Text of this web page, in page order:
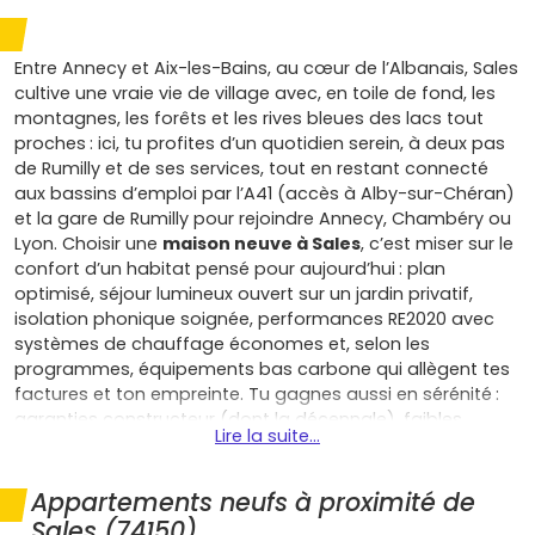
Entre Annecy et Aix-les-Bains, au cœur de l’Albanais, Sales
cultive une vraie vie de village avec, en toile de fond, les
montagnes, les forêts et les rives bleues des lacs tout
proches : ici, tu profites d’un quotidien serein, à deux pas
de Rumilly et de ses services, tout en restant connecté
aux bassins d’emploi par l’A41 (accès à Alby-sur-Chéran)
et la gare de Rumilly pour rejoindre Annecy, Chambéry ou
Lyon. Choisir une maison neuve à Sales, c’est miser sur le
confort d’un habitat pensé pour aujourd’hui : plan
optimisé, séjour lumineux ouvert sur un jardin privatif,
isolation phonique soignée, performances RE2020 avec
systèmes de chauffage économes et, selon les
programmes, équipements bas carbone qui allègent tes
factures et ton empreinte. Tu gagnes aussi en sérénité :
garanties constructeur (dont la décennale), faibles
besoins d’entretien, matériaux durables, et un cadre
du Chéran, escapades au Semnoz, paddle sur le lac
d’Annecy ou pause au lac du Bourget. Pour un premier
Lire la suite...
Appartements neufs à proximité de